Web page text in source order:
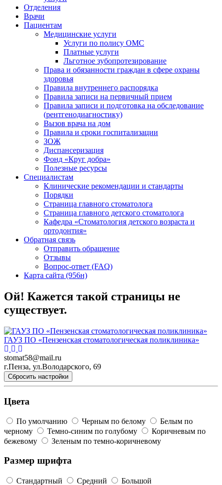
Отделения
Врачи
Пациентам
Медицинские услуги
Услуги по полису ОМС
Платные услуги
Льготное зубопротезирование
Права и обязанности граждан в сфере охраны
здоровья
Правила внутреннего распорядка
Правила записи на первичный прием
Правила записи и подготовка на обследование
(рентгенодиагностику)
Вызов врача на дом
Правила и сроки госпитализации
ЗОЖ
Диспансеризация
Фонд «Круг добра»
Полезные ресурсы
Специалистам
Клинические рекомендации и стандарты
Порядки
Страница главного стоматолога
Страница главного детского стоматолога
Кафедра «Стоматология детского возраста и
ортодонтия»
Обратная связь
Отправить обращение
Отзывы
Вопрос-ответ (FAQ)
Карта сайта (956н)
Ой! Кажется такой страницы не
существует.
ГАУЗ ПО «Пензенская стоматологическая поликлиника»
stomat58@mail.ru
г.Пенза, ул.Володарского, 69
Сбросить настройки
Цвета
По умолчанию Черным по белому
Белым по
черному
Темно-синим по голубому
Коричневым по
бежевому
Зеленым по темно-коричневому
Размер шрифта
Стандартный Средний Большой